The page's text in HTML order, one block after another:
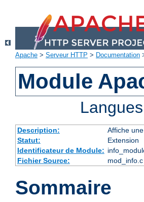
Apache > Serveur HTTP > Documentation
Module
Description:
Affiche
Statut:
Extension
Identificateur de Module:
Fichier Source:
mod_info.c
Sommaire